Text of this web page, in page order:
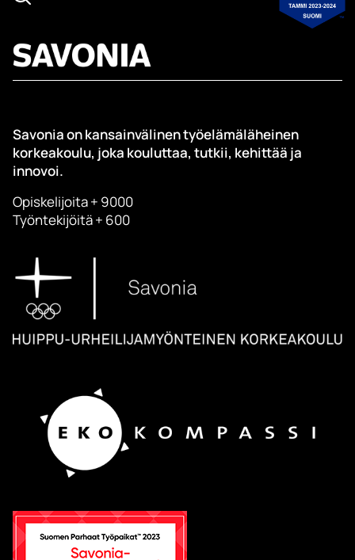
Savonia on kansainvälinen työelämäläheinen
korkeakoulu, joka kouluttaa, tutkii, kehittää ja
innovoi.
Opiskelijoita + 9000
Työntekijöitä + 600